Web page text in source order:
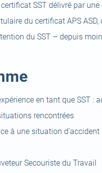
SST délivré par une
du certificat APS ASD,
du SST – depuis
en tant que SST :
rencontrées
à une situation
Secouriste du Travail